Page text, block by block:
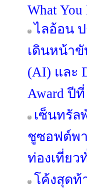
What You
ไลอ้อน
เดินหน้า
(AI) และ
Award ปีที่
เซ็นทรัล
ชูซอฟต์พา
ท่องเที่ยว
โค้งสุด